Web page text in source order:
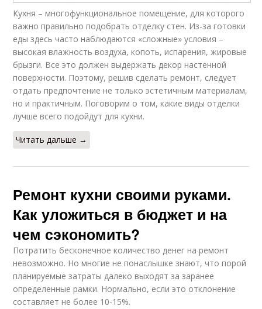
Кухня – многофункциональное помещение, для которого
важно правильно подобрать отделку стен. Из-за готовки
еды здесь часто наблюдаются «сложные» условия –
высокая влажность воздуха, копоть, испарения, жировые
брызги. Все это должен выдержать декор настенной
поверхности. Поэтому, решив сделать ремонт, следует
отдать предпочтение не только эстетичным материалам,
но и практичным. Поговорим о том, какие виды отделки
лучше всего подойдут для кухни.
Читать дальше →
Ремонт кухни своими руками.
Как уложиться в бюджет и на
чем сэкономить?
Потратить бесконечное количество денег на ремонт
невозможно. Но многие не понаслышке знают, что порой
планируемые затраты далеко выходят за заранее
определенные рамки. Нормально, если это отклонение
составляет не более 10-15%.